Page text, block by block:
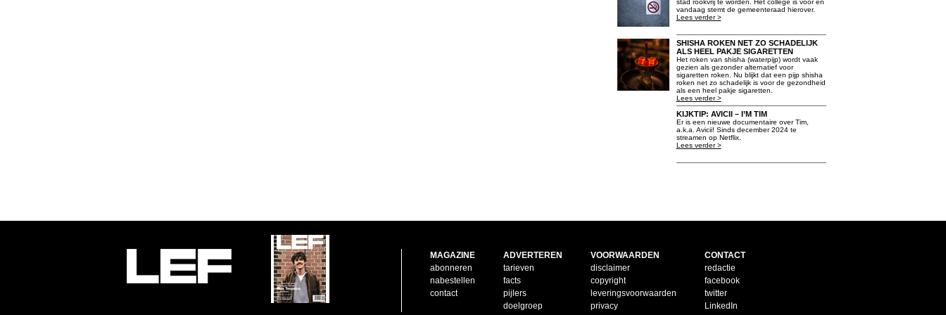
stad rookvrij te worden. Het college is voor en
vandaag stemt de gemeenteraad hierover.
Lees verder >
SHISHA ROKEN NET ZO SCHADELIJK
ALS HEEL PAKJE SIGARETTEN
Het roken van shisha (waterpijp) wordt vaak
gezien als gezonder alternatief voor
sigaretten roken. Nu blijkt dat een pijp shisha
roken net zo schadelijk is voor de gezondheid
als een heel pakje sigaretten.
Lees verder >
KIJKTIP: AVICII – I’M TIM
Er is een nieuwe documentaire over Tim,
a.k.a. Avicii! Sinds december 2024 te
streamen op Netflix.
Lees verder >
MAGAZINE
abonneren
nabestellen
contact
ADVERTEREN
tarieven
facts
pijlers
doelgroep
VOORWAARDEN
disclaimer
copyright
leveringsvoorwaarden
privacy
CONTACT
redactie
facebook
twitter
LinkedIn